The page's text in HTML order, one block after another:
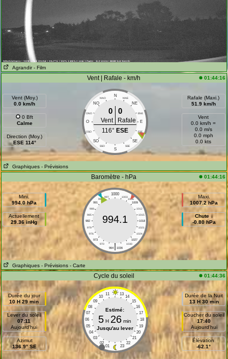
Agrandir - Film
Vent | Rafale - km/h 01:44:16
Vent (Moy.)
0.0 km/h
0 Bft
Calme
Direction (Moy.)
ESE 114°
N
NNO NNE
NO NE
ONO ENE
O E
OSO ESE
SO SE
SSO SSE
S
0 0
Vent
Rafale
116° ESE
Rafale (Maxi.)
51.9 km/h
Vent
0.0 km/h =
0.0 m/s
0.0 mph
0.0 kts
Graphiques - Prévisions
Baromètre - hPa 01:44:16
Mini.
994.0 hPa
Actuellement
29.36 inHg
1000
997 1003
994
1006
991
1009
988
1012
985
1015
982
1018
979
1021
976
1024
973
1027
970
1030
|
964 1036
994.1
Maxi.
1007.2 hPa
Chute ↓
-0.80 hPa
Graphiques - Prévisions - Carte
Cycle du soleil 01:44:36
Durée du jour
10 H 29 min
Lever du soleil
07:11
Aujourd'hui
Azimut
136.9° SE
11 13
10
14
09
15
08
16
07
17
06
18
05
19
04
20
03
21
02
22
01 23
Estimé:
5 H 26 min
Jusqu'au lever
Durée de la Nuit
13 H 30 min
Coucher du soleil
17:40
Aujourd'hui
Élévation
-62.1°